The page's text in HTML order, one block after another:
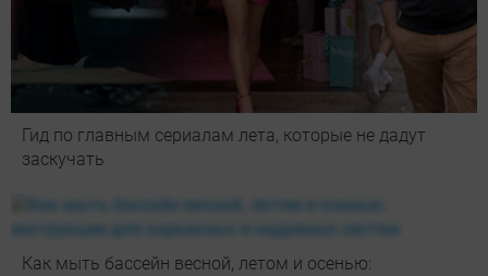
Гид по главным сериалам лета, которые не дадут
заскучать
Как мыть бассейн весной, летом и осенью: